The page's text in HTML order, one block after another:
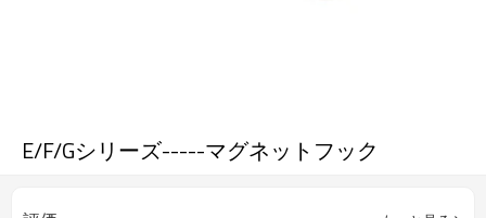
E/F/Gシリーズ-----マグネットフック